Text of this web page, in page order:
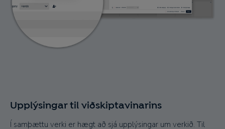
Upplýsingar til viðskiptavinarins
Í samþættu verki er hægt að sjá upplýsingar um verkið. Til